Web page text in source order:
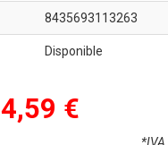
8435693113263
Disponible
4,59 €